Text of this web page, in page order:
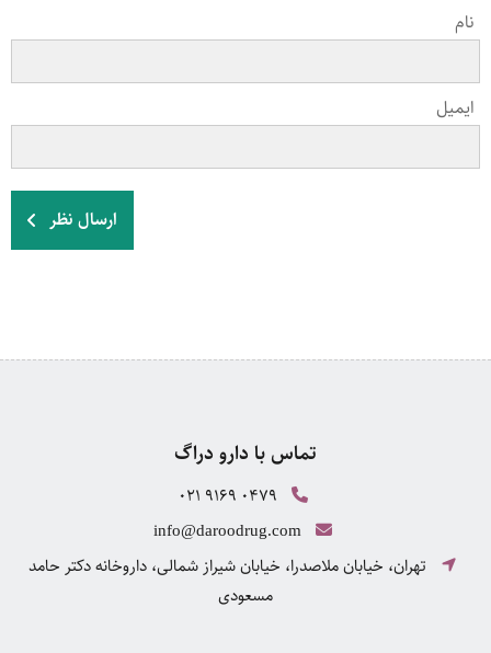
نام
ایمیل
ارسال نظر
تماس با دارو دراگ
021 9169 0479
info@daroodrug.com
تهران، خیابان ملاصدرا، خیابان شیراز شمالی، داروخانه دکتر حامد
مسعودی